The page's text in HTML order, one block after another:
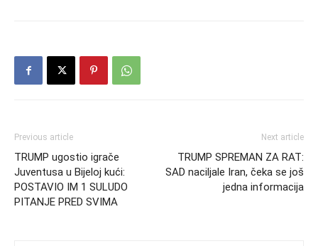
Previous article
TRUMP ugostio igrače
Juventusa u Bijeloj kući:
POSTAVIO IM 1 SULUDO
PITANJE PRED SVIMA
Next article
TRUMP SPREMAN ZA RAT:
SAD naciljale Iran, čeka se još
jedna informacija